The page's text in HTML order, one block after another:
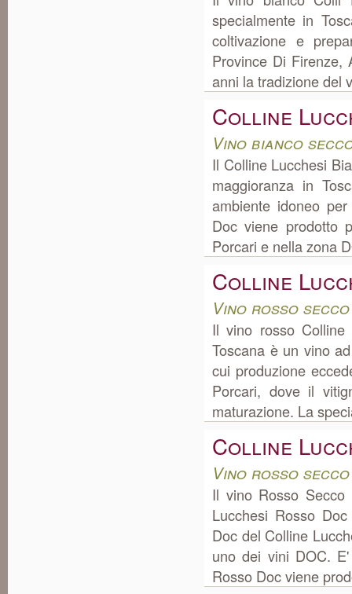
specialmente in
coltivazione e
Province Di Firenze,
anni la tradizione del
Colline
Vino bianco
Il Colline Lucchesi
maggioranza in
ambiente idoneo
Doc viene prodotto
Porcari e nella zona
Colline
Vino rosso
Il vino rosso
Toscana è un vino
cui produzione
Porcari, dove il
maturazione. La
Colline
Vino rosso
Il vino Rosso
Lucchesi Rosso
Doc del Colline
uno dei vini DOC.
Rosso Doc viene